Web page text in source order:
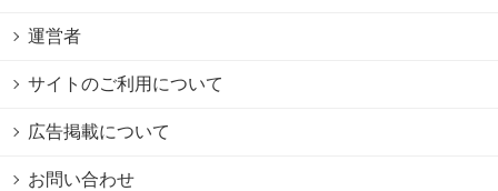
運営者
サイトのご利用について
広告掲載について
お問い合わせ